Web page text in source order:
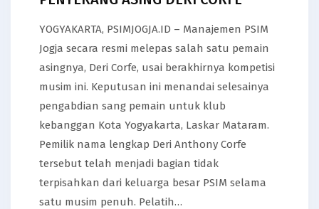
YOGYAKARTA, PSIMJOGJA.ID – Manajemen PSIM
Jogja secara resmi melepas salah satu pemain
asingnya, Deri Corfe, usai berakhirnya kompetisi
musim ini. Keputusan ini menandai selesainya
pengabdian sang pemain untuk klub
kebanggan Kota Yogyakarta, Laskar Mataram.
Pemilik nama lengkap Deri Anthony Corfe
tersebut telah menjadi bagian tidak
terpisahkan dari keluarga besar PSIM selama
satu musim penuh. Pelatih…